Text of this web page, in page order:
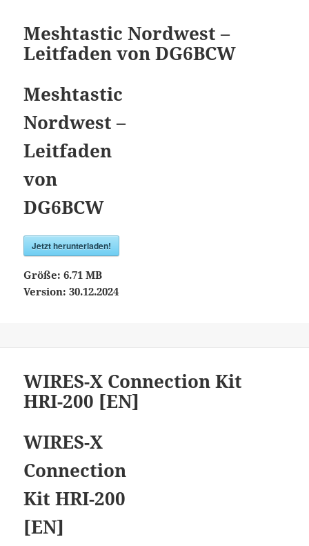
Meshtastic Nordwest –
Leitfaden von DG6BCW
Meshtastic
Nordwest –
Leitfaden
von
DG6BCW
Jetzt herunterladen!
Größe:6.71 MB
Version:30.12.2024
WIRES-X Connection Kit
HRI-200 [EN]
WIRES-X
Connection
Kit HRI-200
[EN]